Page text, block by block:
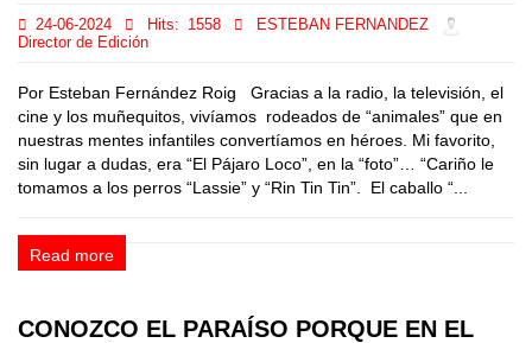
24-06-2024 Hits: 1558
ESTEBAN FERNANDEZ
Director de Edición
Por Esteban Fernández Roig Gracias a la radio, la televisión, el
cine y los muñequitos, vivíamos rodeados de “animales” que en
nuestras mentes infantiles convertíamos en héroes. Mi favorito,
sin lugar a dudas, era “El Pájaro Loco”, en la “foto”… “Cariño le
tomamos a los perros “Lassie” y “Rin Tin Tin”. El caballo “...
Read more
CONOZCO EL PARAÍSO PORQUE EN EL